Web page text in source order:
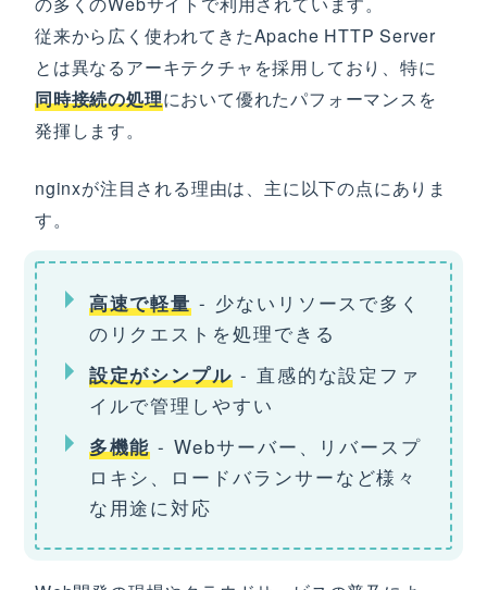
従来から広く使われてきたApache HTTP Server
とは異なるアーキテクチャを採用しており、特に
同時接続の処理において優れたパフォーマンスを
発揮します。
nginxが注目される理由は、主に以下の点にありま
す。
高速で軽量 - 少ないリソースで多く
のリクエストを処理できる
設定がシンプル - 直感的な設定ファ
イルで管理しやすい
多機能 - Webサーバー、リバースプ
ロキシ、ロードバランサーなど様々
な用途に対応